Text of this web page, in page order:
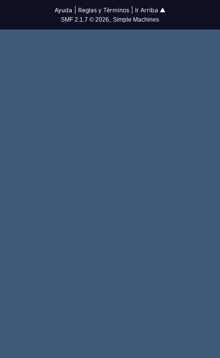
Ayuda Reglas y Términos Ir Arriba ▲
SMF 2.1.7 © 2026 Simple Machines